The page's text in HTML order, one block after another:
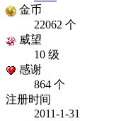
金币
22062 个
威望
10 级
感谢
864 个
注册时间
2011-1-31